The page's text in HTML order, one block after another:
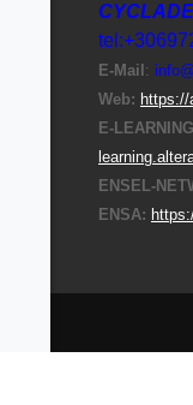
E-Μail :
Web:
E-
ENSEL-
ENSA: